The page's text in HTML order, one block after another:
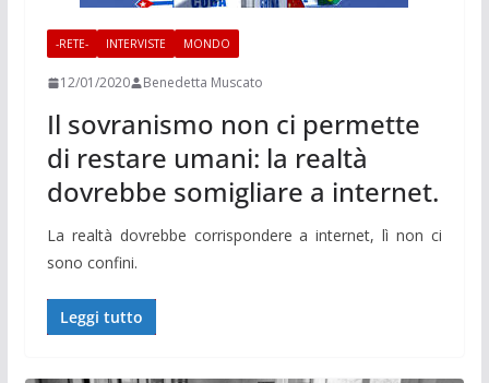
-RETE- INTERVISTE MONDO
12/01/2020 Benedetta Muscato
Il sovranismo non ci permette
di restare umani: la realtà
dovrebbe somigliare a internet.
La realtà dovrebbe corrispondere a internet, lì non ci
sono confini.
Leggi tutto